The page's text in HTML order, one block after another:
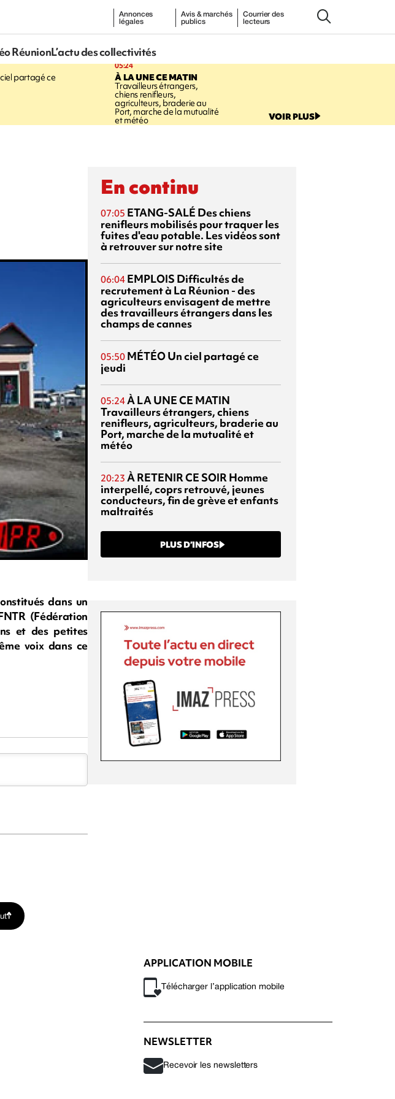
Annonces
légales
Avis & marchés
publics
Courrier des
lecteurs
RéunionL’actu des collectivités
partagé ce
05:24
À LA UNE CE MATIN
Travailleurs étrangers,
chiens renifleurs,
agriculteurs, braderie au
Port, marche de la mutualité
et météo VOIR PLUS
dans un
(Fédération
et des petites
voix dans ce
En continu
07:05 ETANG-SALÉ Des chiens
renifleurs mobilisés pour traquer les
fuites d'eau potable. Les vidéos sont
à retrouver sur notre site
06:04 EMPLOIS Difficultés de
recrutement à La Réunion - des
agriculteurs envisagent de mettre
des travailleurs étrangers dans les
champs de cannes
05:50 MÉTÉOUn ciel partagé ce
jeudi
05:24À LA UNE CE MATIN
Travailleurs étrangers, chiens
renifleurs, agriculteurs, braderie au
Port, marche de la mutualité et
météo
20:23 À RETENIR CE SOIR Homme
interpellé, coprs retrouvé, jeunes
conducteurs, fin de grève et enfants
maltraités
PLUS D’INFOS
APPLICATION MOBILE
Télécharger l’application mobile
NEWSLETTER
Recevoir les newsletters